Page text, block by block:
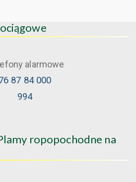
alarmowe
87 84 000
994
ropopochodne na